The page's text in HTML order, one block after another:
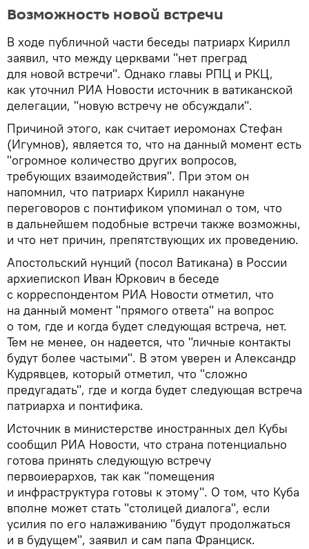
Возможность новой встречи
В ходе публичной части беседы патриарх Кирилл
заявил, что между церквами "нет преград
для новой встречи". Однако главы РПЦ и РКЦ,
как уточнил РИА Новости источник в ватиканской
делегации, "новую встречу не обсуждали".
Причиной этого, как считает иеромонах Стефан
(Игумнов), является то, что на данный момент есть
"огромное количество других вопросов,
требующих взаимодействия". При этом он
напомнил, что патриарх Кирилл накануне
переговоров с понтификом упоминал о том, что
в дальнейшем подобные встречи также возможны,
и что нет причин, препятствующих их проведению.
Апостольский нунций (посол Ватикана) в России
архиепископ Иван Юркович в беседе
с корреспондентом РИА Новости отметил, что
на данный момент "прямого ответа" на вопрос
о том, где и когда будет следующая встреча, нет.
Тем не менее, он надеется, что "личные контакты
будут более частыми". В этом уверен и Александр
Кудрявцев, который отметил, что "сложно
предугадать", где и когда будет следующая встреча
патриарха и понтифика.
Источник в министерстве иностранных дел Кубы
сообщил РИА Новости, что страна потенциально
готова принять следующую встречу
первоиерархов, так как "помещения
и инфраструктура готовы к этому". О том, что Куба
вполне может стать "столицей диалога", если
усилия по его налаживанию "будут продолжаться
и в будущем", заявил и сам папа Франциск.